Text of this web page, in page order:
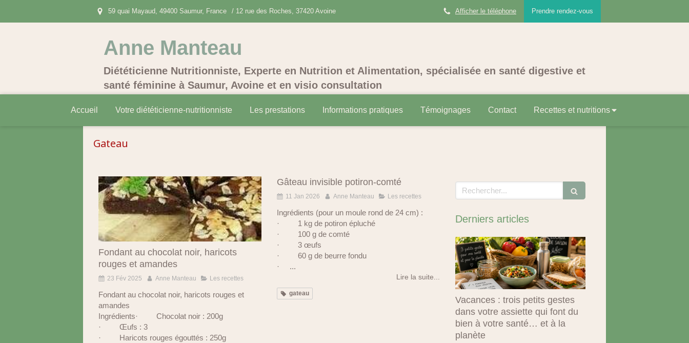
59 quai Mayaud, 49400 Saumur, France / 12 rue des Roches, 37420 Avoine Prendre rendez-vous
Afficher le téléphone
Anne Manteau
Diététicienne Nutritionniste, Experte en Nutrition et Alimentation, spécialisée en santé digestive et
santé féminine à Saumur, Avoine et en visio consultation
Accueil Votre diététicienne-nutritionniste Les prestations Informations pratiques Témoignages Contact Recettes et nutritions
Gateau
Fondant au chocolat noir, haricots
rouges et amandes
23 Fév 2025 Anne Manteau Les recettes
Fondant au chocolat noir, haricots rouges et
amandes
Ingrédients· Chocolat noir : 200g
· Œufs : 3
· Haricots rouges égouttés : 250g
Gâteau invisible potiron-comté
11 Jan 2026 Anne Manteau Les recettes
Ingrédients (pour un moule rond de 24 cm) :
· 1 kg de potiron épluché
· 100 g de comté
· 3 œufs
· 60 g de beurre fondu
· ...
Lire la suite...
gateau
Rechercher
Derniers articles
Vacances : trois petits gestes
dans votre assiette qui font du
bien à votre santé… et à la
planète